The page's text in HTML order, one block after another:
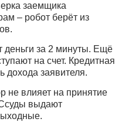
заемщика
– робот берёт из
деньги за 2 минуты. Ещё
на счет. Кредитная
дохода заявителя.
не влияет на принятие
выдают